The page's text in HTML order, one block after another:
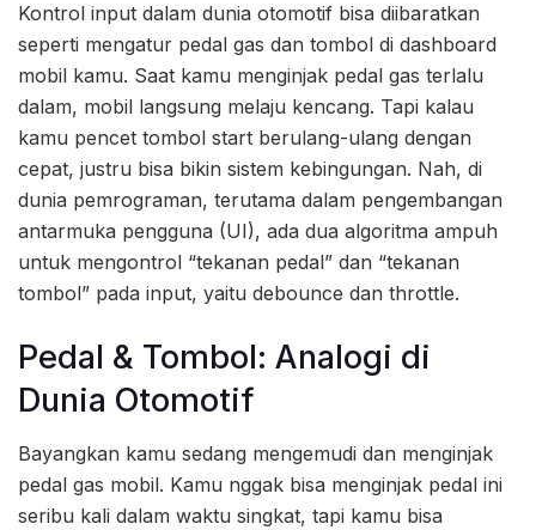
Kontrol input dalam dunia otomotif bisa diibaratkan
seperti mengatur pedal gas dan tombol di dashboard
mobil kamu. Saat kamu menginjak pedal gas terlalu
dalam, mobil langsung melaju kencang. Tapi kalau
kamu pencet tombol start berulang-ulang dengan
cepat, justru bisa bikin sistem kebingungan. Nah, di
dunia pemrograman, terutama dalam pengembangan
antarmuka pengguna (UI), ada dua algoritma ampuh
untuk mengontrol “tekanan pedal” dan “tekanan
tombol” pada input, yaitu debounce dan throttle.
Pedal & Tombol: Analogi di
Dunia Otomotif
Bayangkan kamu sedang mengemudi dan menginjak
pedal gas mobil. Kamu nggak bisa menginjak pedal ini
seribu kali dalam waktu singkat, tapi kamu bisa